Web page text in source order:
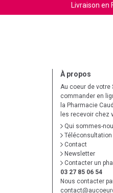
Livraison en
À propos
Au coeur de votre
commander en
la Pharmacie
les recevoir chez
Qui sommes-
Téléconsultation
Contact
Newsletter
Contacter un
03 27 85 06 54
Nous contacter
contact@